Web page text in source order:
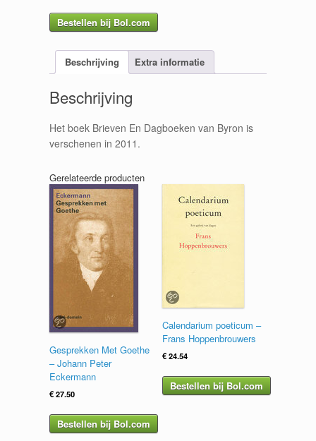
Bestellen bij Bol.com
Beschrijving Extra informatie
Beschrijving
Het boek Brieven En Dagboeken van Byron is
verschenen in 2011.
Gerelateerde producten
Gesprekken Met Goethe
– Johann Peter
Eckermann
€27.50
Bestellen bij Bol.com
Calendarium poeticum –
Frans Hoppenbrouwers
€24.54
Bestellen bij Bol.com